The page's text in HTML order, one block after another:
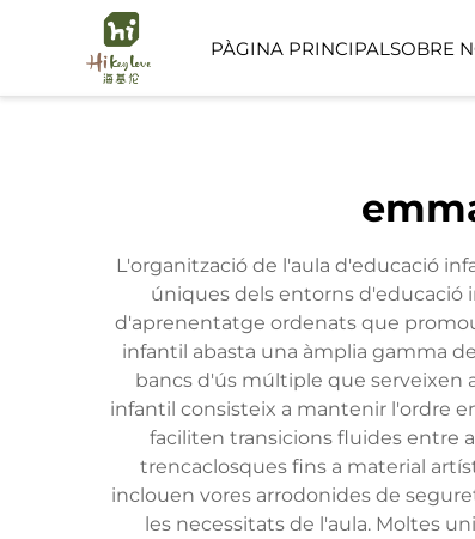
PÀGINA PRINCIPALSOBRE
L'organització de l'aula d'educació
úniques dels entorns d'educació
d'aprenentatge ordenats que
infantil abasta una àmplia gamma
bancs d'ús múltiple que serveixen
infantil consisteix a mantenir l'ordre
faciliten transicions fluides entre
trencaclosques fins a material
inclouen vores arrodonides de
les necessitats de l'aula. Moltes